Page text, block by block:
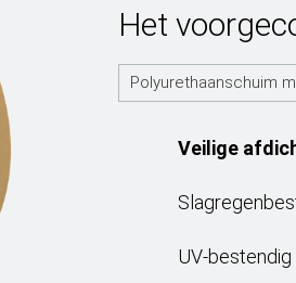
Het
Polyurethaanschuim
Veilige
UV-bestendig